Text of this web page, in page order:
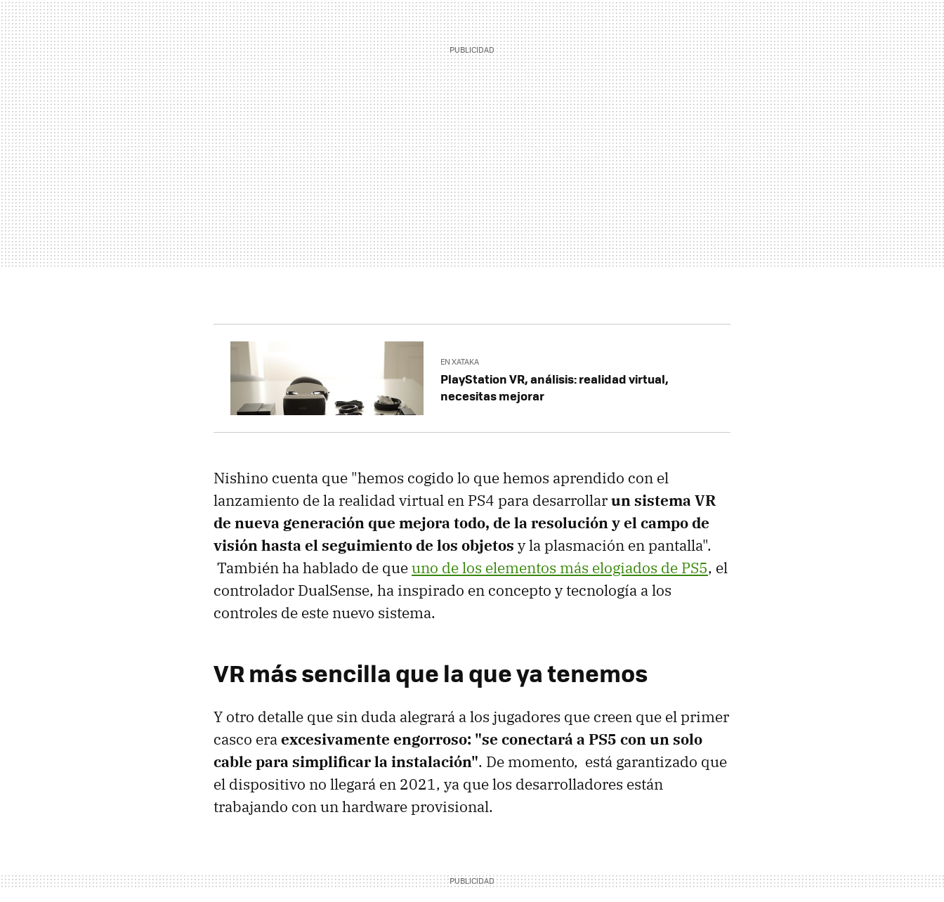
EN XATAKA
PlayStation VR, análisis: realidad virtual,
necesitas mejorar
Nishino cuenta que "hemos cogido lo que hemos aprendido con el
lanzamiento de la realidad virtual en PS4 para desarrollarun sistema VR
de nueva generación que mejora todo, de la resolución y el campo de
visión hasta el seguimiento de los objetos y la plasmación en pantalla".
También ha hablado de queuno de los elementos más elogiados de PS5, el
controlador DualSense, ha inspirado en concepto y tecnología a los
controles de este nuevo sistema.
VR más sencilla que la que ya tenemos
Y otro detalle que sin duda alegrará a los jugadores que creen que el primer
casco eraexcesivamente engorroso: "se conectará a PS5 con un solo
cable para simplificar la instalación". De momento, está garantizado que
el dispositivo no llegará en 2021, ya que los desarrolladores están
trabajando con un hardware provisional.